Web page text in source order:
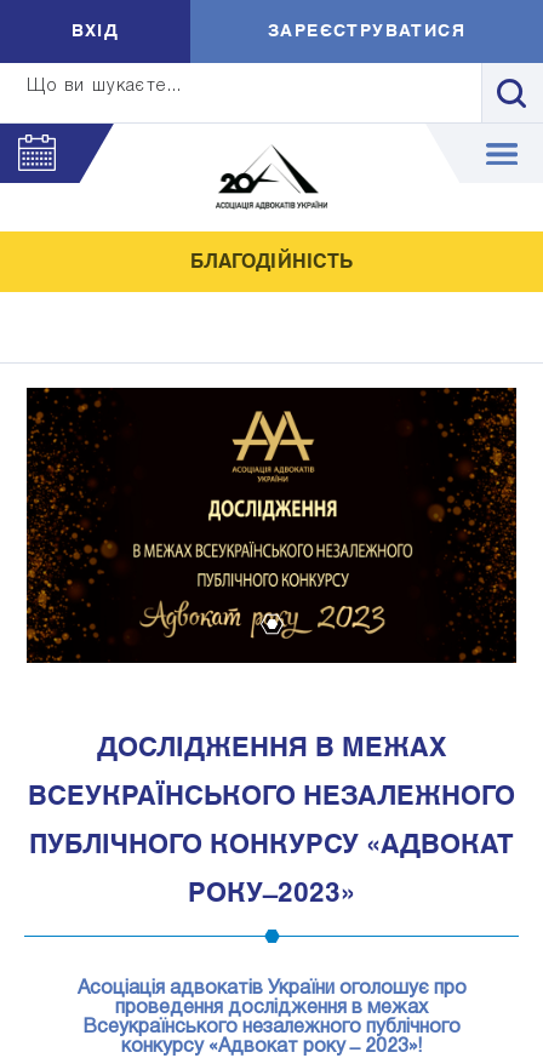
Що ви шукаєте...
ВXIД ЗАРЕЄСТРУВАТИСЯ
БЛАГОДІЙНІСТЬ
ДОСЛІДЖЕННЯ В МЕЖАХ
ВСЕУКРАЇНСЬКОГО НЕЗАЛЕЖНОГО
ПУБЛІЧНОГО КОНКУРСУ «АДВОКАТ
РОКУ ̶ 2023»
Асоціація адвокатів України оголошує про
проведення дослідження в межах
Всеукраїнського незалежного публічного
конкурсу «Адвокат року ̶ 2023»!